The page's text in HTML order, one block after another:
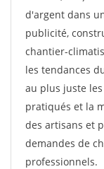
d'argent dans
publicité,
chantier-
les tendances
au plus juste
pratiqués et la
des artisans et
demandes de
professionnels.